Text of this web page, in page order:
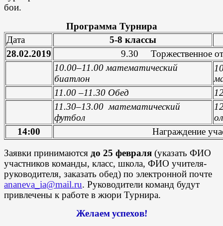
бои.
Программа Турнира
Дата
5-8 классы
28.02.2019
9.30 Торжественное
10.00–11.00математический
биатлон
11.00 –11.30 Обед
11.30–13.00 математический
футбол
14:00
Награждение
Заявки принимаются до 25 февраля (указать ФИО
участников команды, класс, школа, ФИО учителя-
руководителя, заказать обед) по электронной почте
ananeva_ia@mail.ru. Руководители команд будут
привлечены к работе в жюри Турнира.
Желаем успехов!